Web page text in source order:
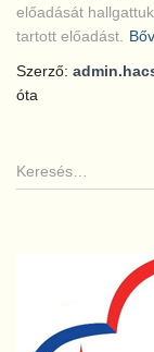
előadását
tartott előadást.
Szerző:
óta
K
e